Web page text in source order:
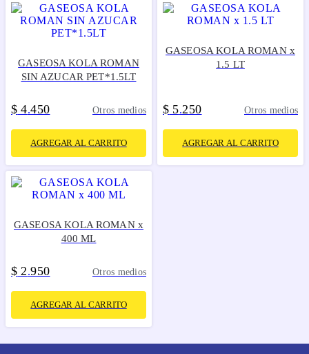
GASEOSA KOLA ROMAN
SIN AZUCAR PET*1.5LT
$ 4.450 Otros medios
AGREGAR AL CARRITO
GASEOSA KOLA ROMAN x
1.5 LT
$ 5.250 Otros medios
AGREGAR AL CARRITO
GASEOSA KOLA ROMAN x
400 ML
$ 2.950 Otros medios
AGREGAR AL CARRITO